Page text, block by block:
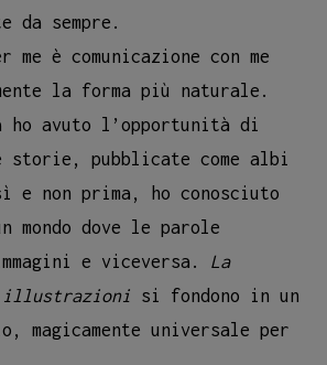
da sempre.
è comunicazione con me
la forma più naturale.
ho avuto l’opportunità di
storie, pubblicate come albi
non prima, ho conosciuto
mondo dove le parole
e viceversa. La
si fondono in un
magicamente universale per